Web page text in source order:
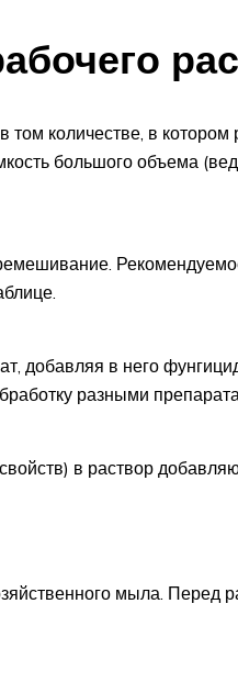
количестве, в котором
большого объема
добавляя в него
разными
в раствор
мыла. Перед